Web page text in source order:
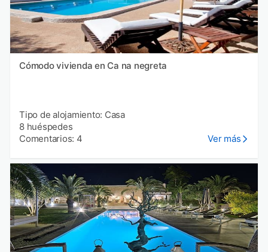
Cómodo vivienda en Ca na negreta
Tipo de alojamiento: Casa
8 huéspedes
Comentarios: 4
Ver más